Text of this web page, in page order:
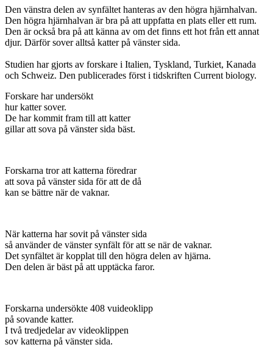
Den vänstra delen av synfältet hanteras av den högra hjärnhalvan.
Den högra hjärnhalvan är bra på att uppfatta en plats eller ett rum.
Den är också bra på att känna av om det finns ett hot från ett annat
djur. Därför sover alltså katter på vänster sida.
Studien har gjorts av forskare i Italien, Tyskland, Turkiet, Kanada
och Schweiz. Den publicerades först i tidskriften Current biology.
Forskare har undersökt
hur katter sover.
De har kommit fram till att katter
gillar att sova på vänster sida bäst.
Forskarna tror att katterna föredrar
att sova på vänster sida för att de då
kan se bättre när de vaknar.
När katterna har sovit på vänster sida
så använder de vänster synfält för att se när de vaknar.
Det synfältet är kopplat till den högra delen av hjärna.
Den delen är bäst på att upptäcka faror.
Forskarna undersökte 408 vuideoklipp
på sovande katter.
I två tredjedelar av videoklippen
sov katterna på vänster sida.